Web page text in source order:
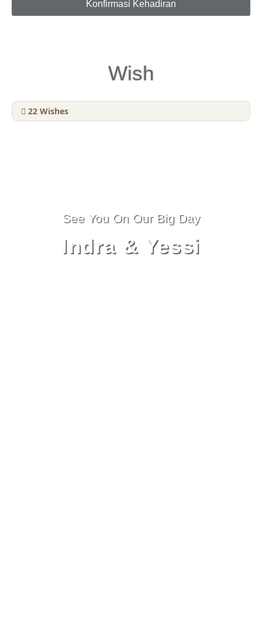
Konfirmasi Kehadiran
Wish
22 Wishes
See You On Our Big Day
Indra & Yessi